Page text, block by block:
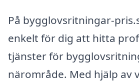
På bygglovsritningar-
enkelt för dig att hitta
tjänster för
närområde. Med hjälp av